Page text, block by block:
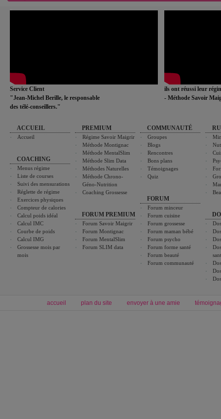
Service Client
"Jean-Michel Berille, le responsable
des télé-conseillers."
ils ont réussi leur
- Méthode Savoir
ACCUEIL
Accueil
COACHING
Menus régime
Liste de courses
Suivi des mensurations
Réglette de régime
Exercices physiques
Compteur de calories
Calcul poids idéal
Calcul IMC
Courbe de poids
Calcul IMG
Grossesse mois par
mois
PREMIUM
Régime Savoir Maigrir
Méthode Montignac
Méthode MentalSlim
Méthode Slim Data
Méthodes Naturelles
Méthode Chrono-
Géno-Nutrition
Coaching Grossesse
FORUM PREMIUM
Forum Savoir Maigrir
Forum Montignac
Forum MentalSlim
Forum SLIM data
COMMUNAUTÉ
Groupes
Blogs
Rencontres
Bons plans
Témoignages
Quiz
FORUM
Forum minceur
Forum cuisine
Forum grossesse
Forum maman bébé
Forum psycho
Forum forme santé
Forum beauté
Forum communauté
accueil plan du site envoyer à une amie